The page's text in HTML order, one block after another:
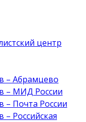
центр
– Абрамцево
– МИД России
– Почта России
Российская